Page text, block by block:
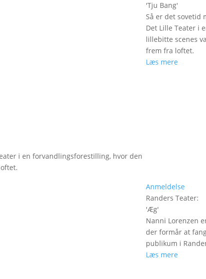
i en forvandlingsforestilling, hvor den
'Tju Bang'
Så er det sovetid
Det Lille Teater i
lillebitte scenes
frem fra loftet.
Læs mere
Anmeldelse
Randers Teater:
'Æg'
Nanni Lorenzen
der formår at
publikum i
Læs mere